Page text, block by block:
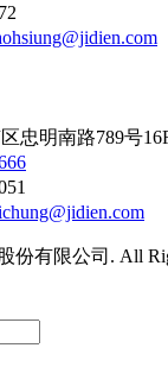
忠明南路789号
份有限公司. All